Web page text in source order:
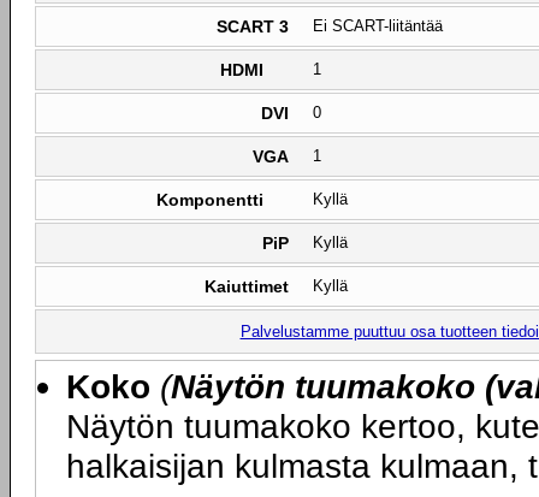
SCART 3 Ei SCART-liitäntää
HDMI 1
DVI 0
VGA 1
Komponentti Kyllä
PiP Kyllä
Kaiuttimet Kyllä
Palvelustamme puuttuu osa tuotteen
Koko (Näytön tuumakoko
Näytön tuumakoko kertoo,
halkaisijan kulmasta kulmaan,